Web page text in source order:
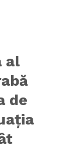
al
de